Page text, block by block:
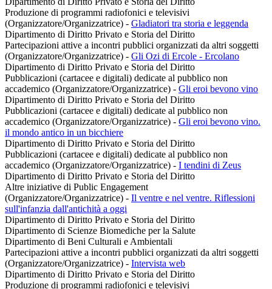
Produzione di programmi radiofonici e televisivi
(Organizzatore/Organizzatrice) - Gladiatori tra storia e leggenda
Dipartimento di Diritto Privato e Storia del Diritto
Partecipazioni attive a incontri pubblici organizzati da altri soggetti
(Organizzatore/Organizzatrice) - Gli Ozi di Ercole - Ercolano
Dipartimento di Diritto Privato e Storia del Diritto
Pubblicazioni (cartacee e digitali) dedicate al pubblico non
accademico (Organizzatore/Organizzatrice) - Gli eroi bevono vino
Dipartimento di Diritto Privato e Storia del Diritto
Pubblicazioni (cartacee e digitali) dedicate al pubblico non
accademico (Organizzatore/Organizzatrice) - Gli eroi bevono vino.
il mondo antico in un bicchiere
Dipartimento di Diritto Privato e Storia del Diritto
Pubblicazioni (cartacee e digitali) dedicate al pubblico non
accademico (Organizzatore/Organizzatrice) - I tendini di Zeus
Dipartimento di Diritto Privato e Storia del Diritto
Altre iniziative di Public Engagement
(Organizzatore/Organizzatrice) - Il ventre e nel ventre. Riflessioni
sull'infanzia dall'antichità a oggi
Dipartimento di Diritto Privato e Storia del Diritto
Dipartimento di Scienze Biomediche per la Salute
Dipartimento di Beni Culturali e Ambientali
Partecipazioni attive a incontri pubblici organizzati da altri soggetti
(Organizzatore/Organizzatrice) - Intervista web
Dipartimento di Diritto Privato e Storia del Diritto
Produzione di programmi radiofonici e televisivi